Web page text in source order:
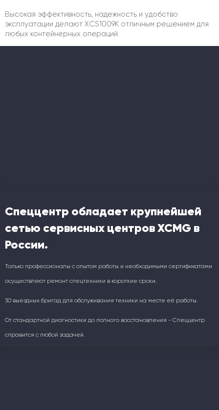
Высокая эффективность, надежность и удобство
эксплуатации делают XCS1009K отличным решением для
любых контейнерных операций.
Спеццентр обладает крупнейшей
сетью сервисных центров XCMG в
России.
Только профессионалы с опытом работы и необходимыми сертификатами
осуществляют ремонт спецтехники в короткие сроки.
30 выездных бригад для обслуживания техники на месте её работы.
От стандартной диагностики до полного восстановления - Спеццентр
справится с любой задачей.